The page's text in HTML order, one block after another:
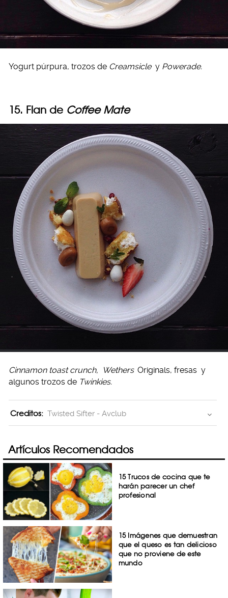
Yogurt púrpura, trozos de Creamsicle y Powerade.
15. Flan de Coffee Mate
Cinnamon toast crunch, Wethers Originals, fresas y
algunos trozos de Twinkies.
Creditos: Twisted Sifter - Avclub
Artículos Recomendados
15 Trucos de cocina que te
harán parecer un chef
profesional
15 Imágenes que demuestran
que el queso es tan delicioso
que no proviene de este
mundo